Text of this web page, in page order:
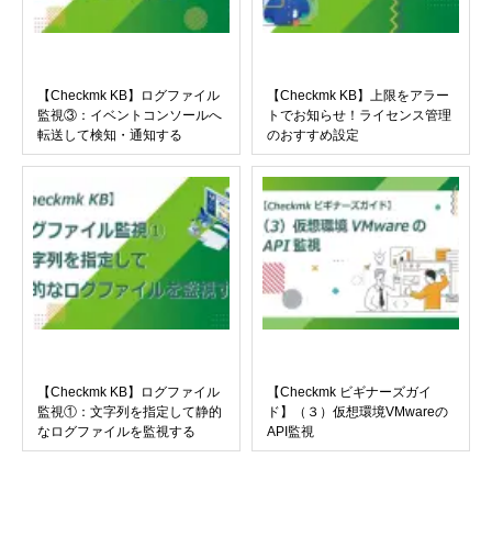
【Checkmk KB】ログファイル
監視③：イベントコンソールへ
転送して検知・通知する
【Checkmk KB】上限をアラー
トでお知らせ！ライセンス管理
のおすすめ設定
【Checkmk KB】ログファイル
監視①：文字列を指定して静的
なログファイルを監視する
【Checkmk ビギナーズガイ
ド】（３）仮想環境VMwareの
API監視